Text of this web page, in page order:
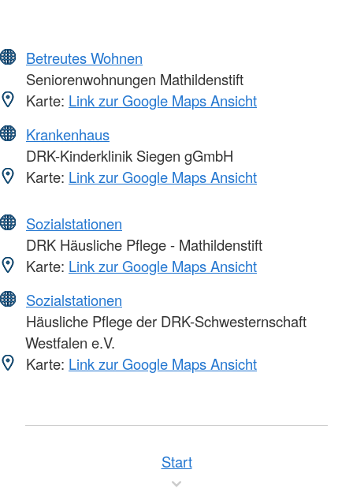
Betreutes Wohnen
Seniorenwohnungen Mathildenstift
Karte: Link zur Google Maps Ansicht
Krankenhaus
DRK-Kinderklinik Siegen gGmbH
Karte: Link zur Google Maps Ansicht
Sozialstationen
DRK Häusliche Pflege - Mathildenstift
Karte: Link zur Google Maps Ansicht
Sozialstationen
Häusliche Pflege der DRK-Schwesternschaft
Westfalen e.V.
Karte: Link zur Google Maps Ansicht
Start